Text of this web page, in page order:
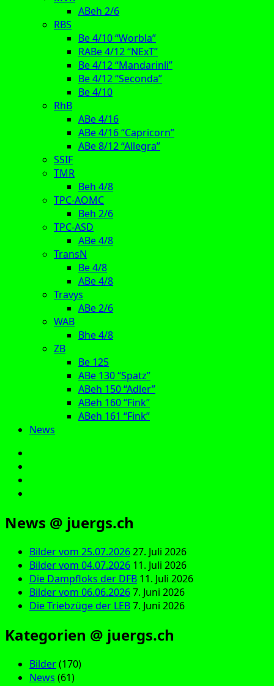
ABeh 2/6
RBS
Be 4/10 “Worbla”
RABe 4/12 “NExT”
Be 4/12 “Mandarinli”
Be 4/12 “Seconda”
Be 4/10
RhB
ABe 4/16
ABe 4/16 “Capricorn”
ABe 8/12 “Allegra”
SSIF
TMR
Beh 4/8
TPC-AOMC
Beh 2/6
TPC-ASD
ABe 4/8
TransN
Be 4/8
ABe 4/8
Travys
ABe 2/6
WAB
Bhe 4/8
ZB
Be 125
ABe 130 “Spatz”
ABeh 150 “Adler”
ABeh 160 “Fink”
ABeh 161 “Fink”
News
News @ juergs.ch
Bilder vom 25.07.202627. Juli 2026
Bilder vom 04.07.2026 11. Juli 2026
Die Dampfloks der DFB 11. Juli 2026
Bilder vom 06.06.20267. Juni 2026
Die Triebzüge der LEB7. Juni 2026
Kategorien @ juergs.ch
Bilder(170)
News (61)